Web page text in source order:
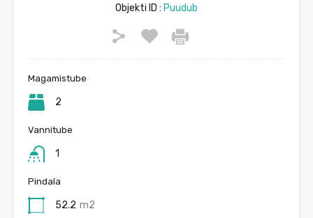
Objekti ID : Puudub
Magamistube
2
Vannitube
1
Pindala
52.2 m2